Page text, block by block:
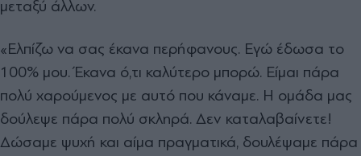
μεταξύ άλλων.
«Ελπίζω να σας έκανα περήφανους. Εγώ έδωσα το
100% μου. Έκανα ό,τι καλύτερο μπορώ. Είμαι πάρα
πολύ χαρούμενος με αυτό που κάναμε. Η ομάδα μας
δούλεψε πάρα πολύ σκληρά. Δεν καταλαβαίνετε!
Δώσαμε ψυχή και αίμα πραγματικά, δουλέψαμε πάρα